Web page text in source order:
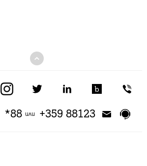
*88или +359 88123